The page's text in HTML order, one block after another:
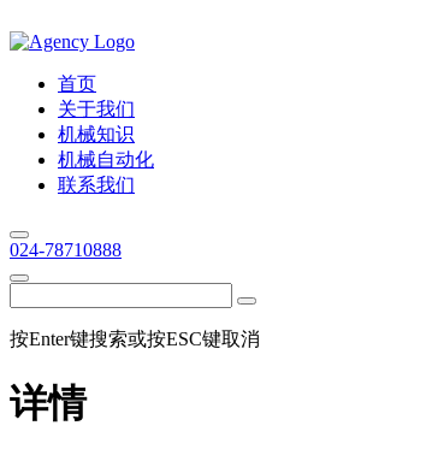
首页
关于我们
机械知识
机械自动化
联系我们
024-78710888
按Enter键搜索或按ESC键取消
详情